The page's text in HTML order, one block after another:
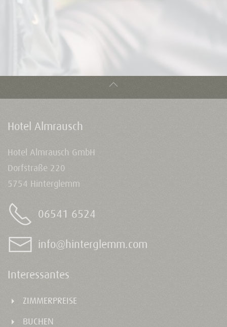
Hotel Almrausch
Hotel Almrausch GmbH
Dorfstraße 220
5754 Hinterglemm
06541 6524
info@hinterglemm.com
Interessantes
ZIMMERPREISE
BUCHEN